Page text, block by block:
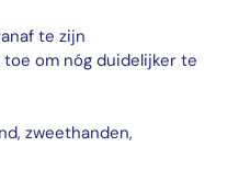
te zijn
om nóg duidelijker te
zweethanden,